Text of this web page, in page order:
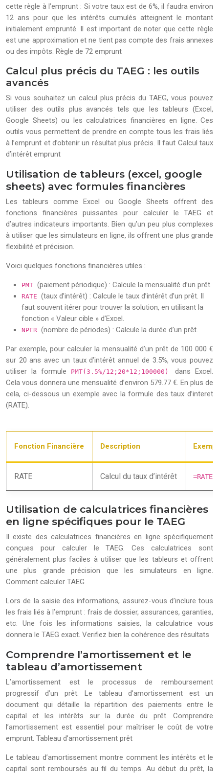
cette règle à l’emprunt : Si votre taux est de 6%, il faudra environ
12 ans pour que les intérêts cumulés atteignent le montant
initialement emprunté. Il est important de noter que cette règle
est une approximation et ne tient pas compte des frais annexes
ou des impôts. Règle de 72 emprunt
Calcul plus précis du TAEG : les outils
avancés
Si vous souhaitez un calcul plus précis du TAEG, vous pouvez
utiliser des outils plus avancés tels que les tableurs (Excel,
Google Sheets) ou les calculatrices financières en ligne. Ces
outils vous permettent de prendre en compte tous les frais liés
à l’emprunt et d’obtenir un résultat plus précis. Il faut Calcul taux
d’intérêt emprunt
Utilisation de tableurs (excel, google
sheets) avec formules financières
Les tableurs comme Excel ou Google Sheets offrent des
fonctions financières puissantes pour calculer le TAEG et
d’autres indicateurs importants. Bien qu’un peu plus complexes
à utiliser que les simulateurs en ligne, ils offrent une plus grande
flexibilité et précision.
Voici quelques fonctions financières utiles :
PMT (paiement périodique) : Calcule la mensualité d’un prêt.
RATE (taux d’intérêt) : Calcule le taux d’intérêt d’un prêt. Il
faut souvent itérer pour trouver la solution, en utilisant la
fonction « Valeur cible » d’Excel.
NPER (nombre de périodes) : Calcule la durée d’un prêt.
Par exemple, pour calculer la mensualité d’un prêt de 100 000 €
sur 20 ans avec un taux d’intérêt annuel de 3.5%, vous pouvez
utiliser la formule
PMT(3.5%/12;20*12;100000) dans Excel.
Cela vous donnera une mensualité d’environ 579.77 €. En plus de
cela, ci-dessous un exemple avec la formule des taux d’interet
(RATE).
Fonction Financière Description
RATE Calcul du taux d’intérêt
Utilisation de calculatrices financières
en ligne spécifiques pour le TAEG
Il existe des calculatrices financières en ligne spécifiquement
conçues pour calculer le TAEG. Ces calculatrices sont
généralement plus faciles à utiliser que les tableurs et offrent
une plus grande précision que les simulateurs en ligne.
Comment calculer TAEG
Lors de la saisie des informations, assurez-vous d’inclure tous
les frais liés à l’emprunt : frais de dossier, assurances, garanties,
etc. Une fois les informations saisies, la calculatrice vous
donnera le TAEG exact. Verifiez bien la cohérence des résultats
Comprendre l’amortissement et le
tableau d’amortissement
L’amortissement est le processus de remboursement
progressif d’un prêt. Le tableau d’amortissement est un
document qui détaille la répartition des paiements entre le
capital et les intérêts sur la durée du prêt. Comprendre
l’amortissement est essentiel pour maîtriser le coût de votre
emprunt. Tableau d’amortissement prêt
Le tableau d’amortissement montre comment les intérêts et le
capital sont remboursés au fil du temps. Au début du prêt, la